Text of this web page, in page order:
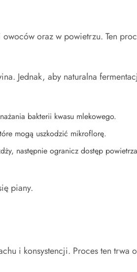
oraz w powietrzu. Ten
Jednak, aby naturalna
bakterii kwasu mlekowego.
mogą uszkodzić mikroflorę.
następnie ogranicz dostęp
piany.
i konsystencji. Proces ten trwa